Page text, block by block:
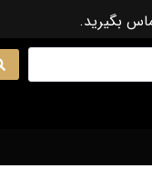
بگیرید.